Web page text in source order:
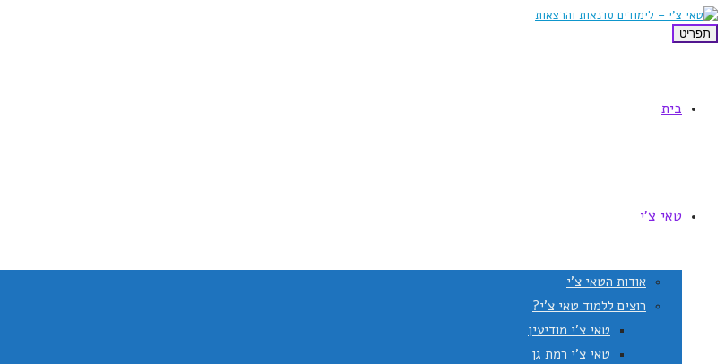
תפריט
בית
טאי צ'י
אודות הטאי צ'י
רוצים ללמוד טאי צ'י?
טאי צ'י מודיעין
טאי צ'י רמת גן